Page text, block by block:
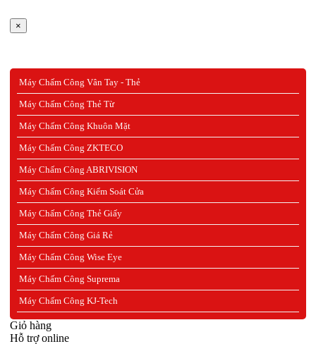
×
Máy Chấm Công Vân Tay - Thẻ
Máy Chấm Công Thẻ Từ
Máy Chấm Công Khuôn Mặt
Máy Chấm Công ZKTECO
Máy Chấm Công ABRIVISION
Máy Chấm Công Kiểm Soát Cửa
Máy Chấm Công Thẻ Giấy
Máy Chấm Công Giá Rẻ
Máy Chấm Công Wise Eye
Máy Chấm Công Suprema
Máy Chấm Công KJ-Tech
Giỏ hàng
Hỗ trợ online